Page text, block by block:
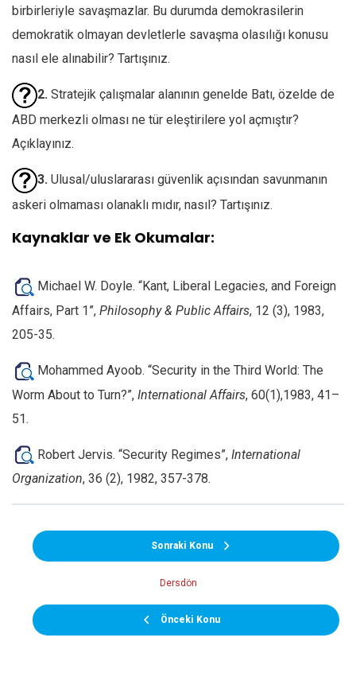
birbirleriyle savaşmazlar. Bu durumda demokrasilerin
demokratik olmayan devletlerle savaşma olasılığı konusu
nasıl ele alınabilir? Tartışınız.
2. Stratejik çalışmalar alanının genelde Batı, özelde de
ABD merkezli olması ne tür eleştirilere yol açmıştır?
Açıklayınız.
3. Ulusal/uluslararası güvenlik açısından savunmanın
askeri olmaması olanaklı mıdır, nasıl? Tartışınız.
Kaynaklar ve Ek Okumalar:
Michael W. Doyle. “Kant, Liberal Legacies, and Foreign
Affairs, Part 1”, Philosophy & Public Affairs, 12 (3), 1983,
205-35.
Mohammed Ayoob. “Security in the Third World: The
Worm About to Turn?”, International Affairs, 60(1),1983, 41–
51.
Robert Jervis. “Security Regimes”, International
Organization, 36 (2), 1982, 357-378.
Önceki Konu
Dersdön
Sonraki Konu